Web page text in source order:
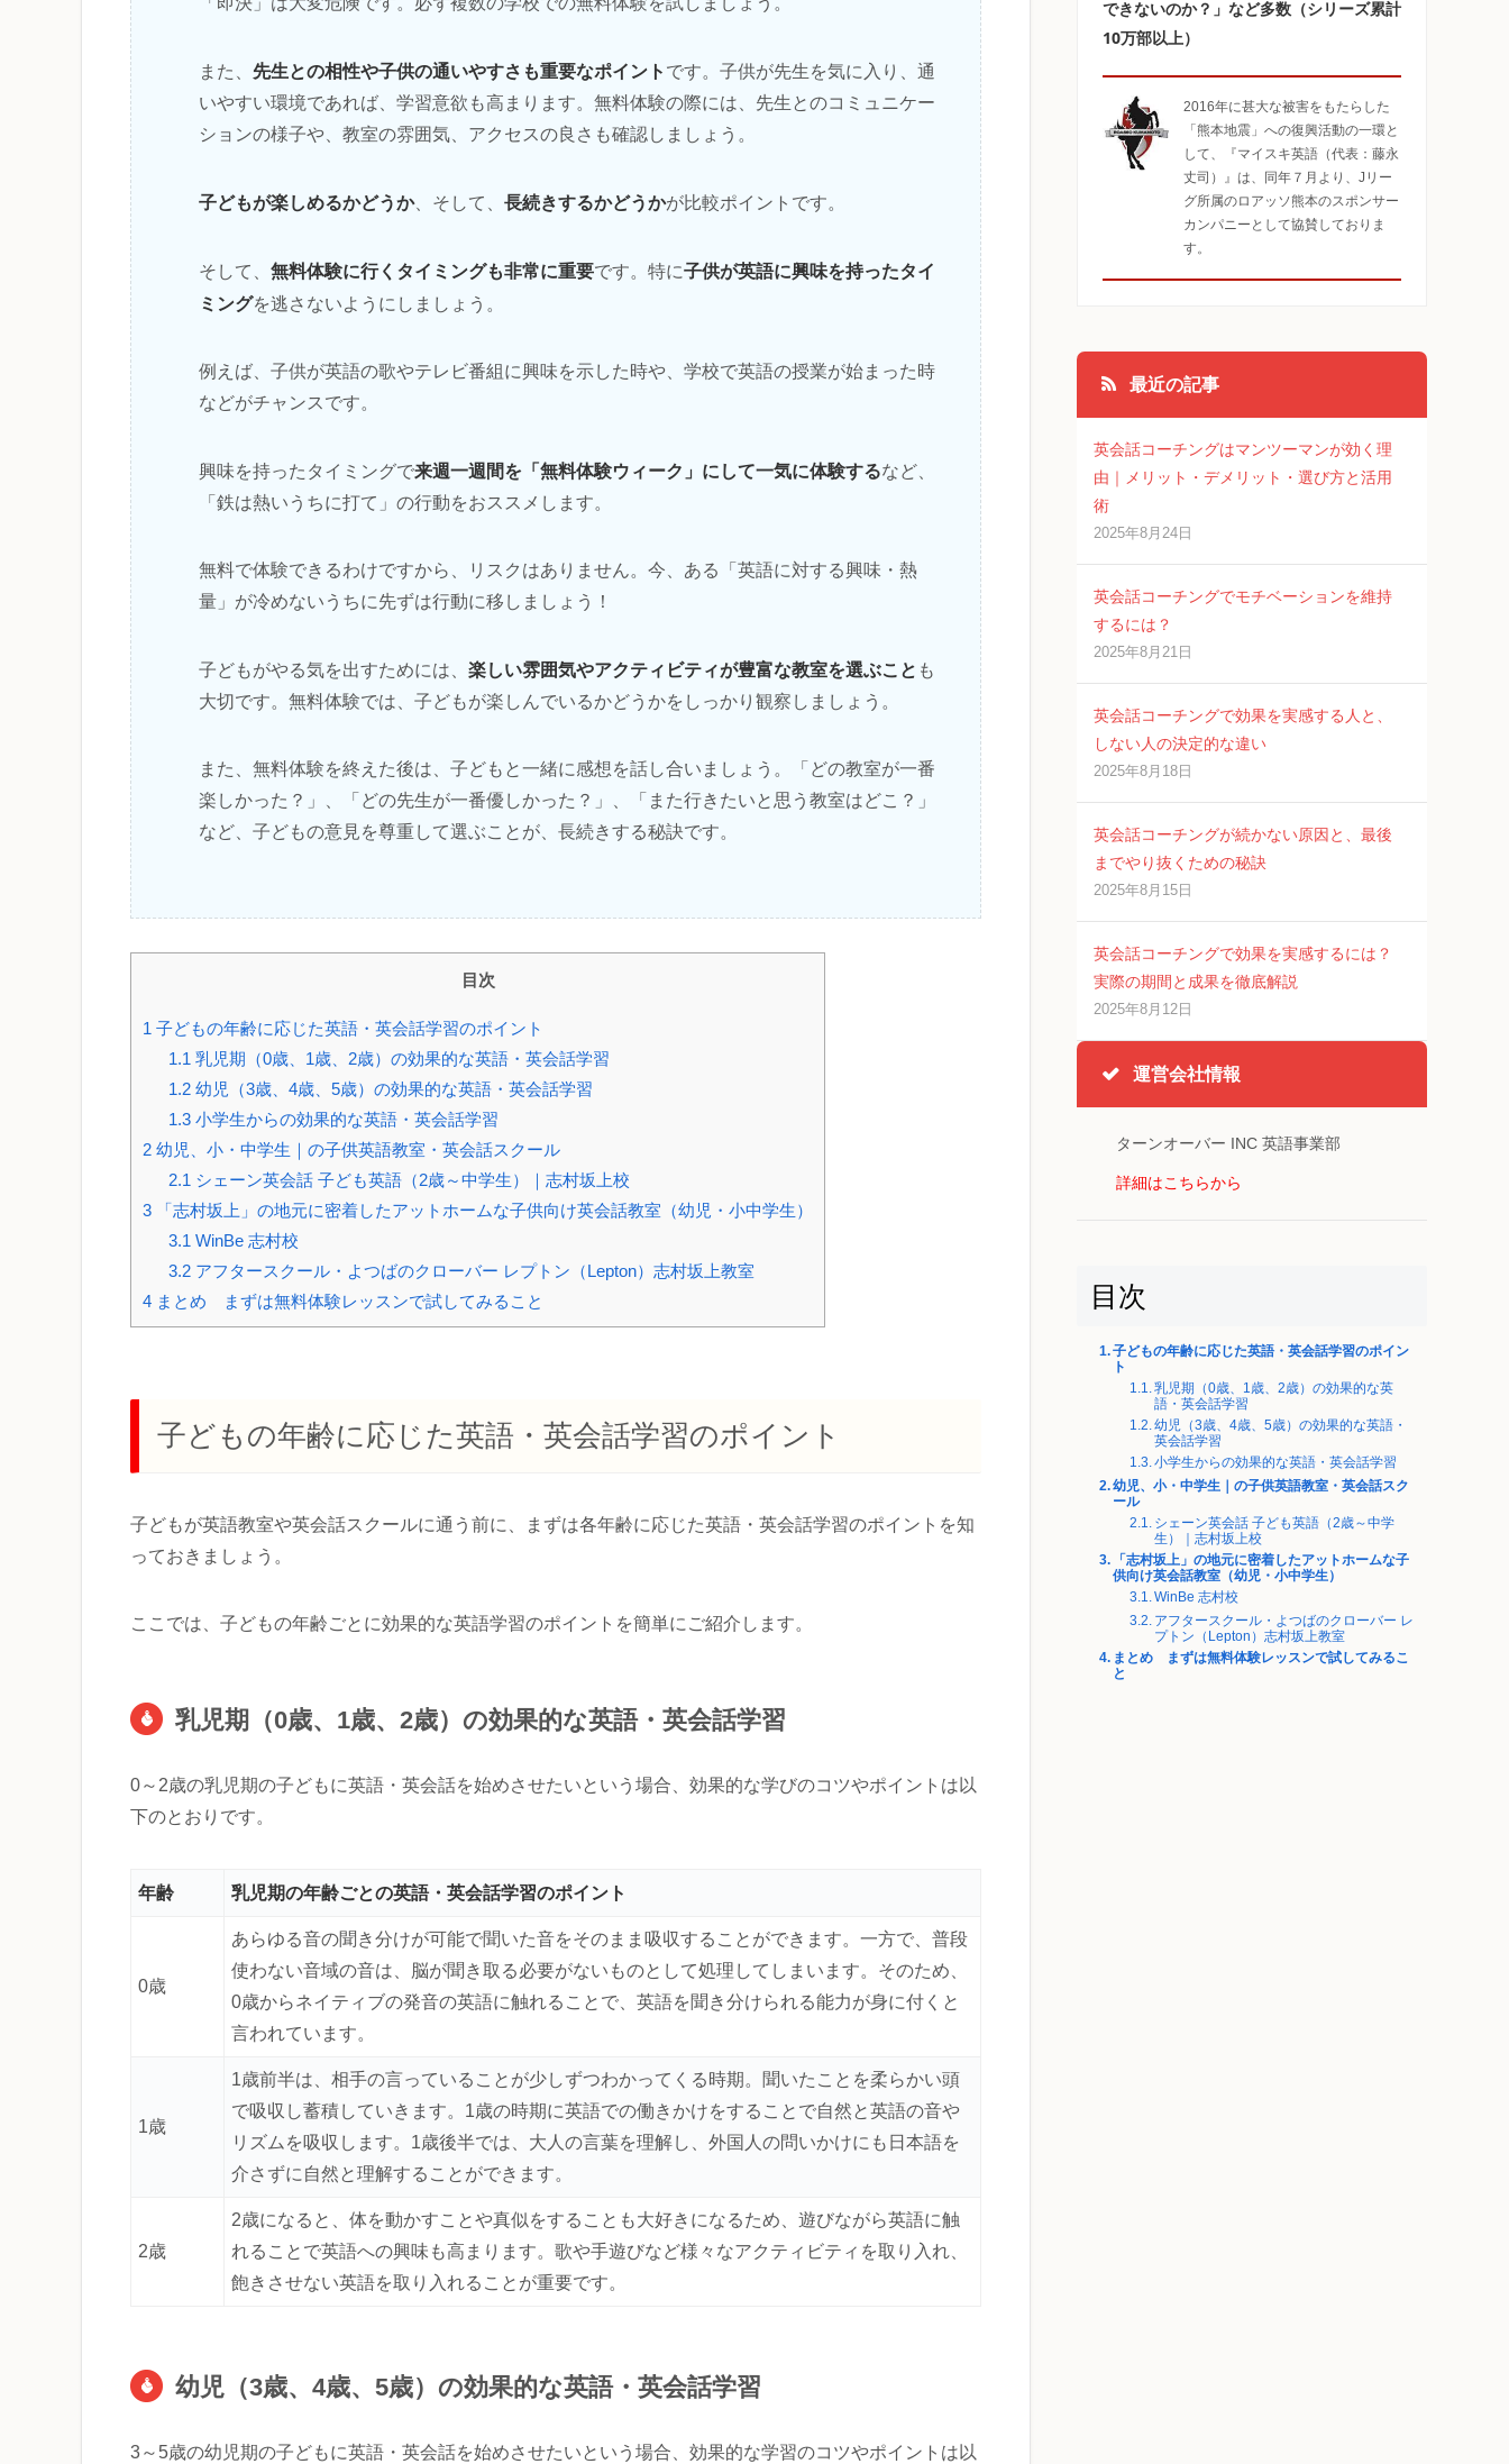
また、 先生との相性や子供の通いやすさも重要なポイント です。子供が先生を気に入り、通
いやすい環境であれば、学習意欲も高まります。無料体験の際には、先生とのコミュニケー
ションの様子や、教室の雰囲気、アクセスの良さも確認しましょう。
子どもが楽しめるかどうか、そして、 長続きするかどうかが比較ポイントです。
そして、 無料体験に行くタイミングも非常に重要です。特に子供が英語に興味を持ったタイ
ミングを逃さないようにしましょう。
例えば、子供が英語の歌やテレビ番組に興味を示した時や、学校で英語の授業が始まった時
などがチャンスです。
興味を持ったタイミングで来週一週間を「無料体験ウィーク」にして一気に体験するなど、
「鉄は熱いうちに打て」の行動をおススメします。
無料で体験できるわけですから、リスクはありません。今、ある「英語に対する興味・熱
量」が冷めないうちに先ずは行動に移しましょう！
子どもがやる気を出すためには、 楽しい雰囲気やアクティビティが豊富な教室を選ぶこと も
大切です。無料体験では、子どもが楽しんでいるかどうかをしっかり観察しましょう。
また、無料体験を終えた後は、子どもと一緒に感想を話し合いましょう。「どの教室が一番
楽しかった？」、「どの先生が一番優しかった？」、「また行きたいと思う教室はどこ？」
など、子どもの意見を尊重して選ぶことが、長続きする秘訣です。
目次
1 子どもの年齢に応じた英語・英会話学習のポイント
1.1 乳児期（0歳、1歳、2歳）の効果的な英語・英会話学習
1.2幼児（3歳、4歳、5歳）の効果的な英語・英会話学習
1.3小学生からの効果的な英語・英会話学習
2 幼児、小・中学生｜の子供英語教室・英会話スクール
2.1 シェーン英会話 子ども英語（2歳～中学生）｜志村坂上校
3 「志村坂上」の地元に密着したアットホームな子供向け英会話教室（幼児・小中学生）
3.1 WinBe 志村校
3.2アフタースクール・よつばのクローバー レプトン（Lepton）志村坂上教室
4 まとめ まずは無料体験レッスンで試してみること
子どもの年齢に応じた英語・英会話学習のポイント
子どもが英語教室や英会話スクールに通う前に、まずは各年齢に応じた英語・英会話学習のポイントを知
っておきましょう。
ここでは、子どもの年齢ごとに効果的な英語学習のポイントを簡単にご紹介します。
乳児期（0歳、1歳、2歳）の効果的な英語・英会話学習
0～2歳の乳児期の子どもに英語・英会話を始めさせたいという場合、効果的な学びのコツやポイントは以
下のとおりです。
年齢 乳児期の年齢ごとの英語・英会話学習のポイント
0歳
あらゆる音の聞き分けが可能で聞いた音をそのまま吸収することができます。一方で、普段
使わない音域の音は、脳が聞き取る必要がないものとして処理してしまいます。そのため、
0歳からネイティブの発音の英語に触れることで、英語を聞き分けられる能力が身に付くと
言われています。
1歳
1歳前半は、相手の言っていることが少しずつわかってくる時期。聞いたことを柔らかい頭
で吸収し蓄積していきます。1歳の時期に英語での働きかけをすることで自然と英語の音や
リズムを吸収します。1歳後半では、大人の言葉を理解し、外国人の問いかけにも日本語を
介さずに自然と理解することができます。
2歳
2歳になると、体を動かすことや真似をすることも大好きになるため、遊びながら英語に触
れることで英語への興味も高まります。歌や手遊びなど様々なアクティビティを取り入れ、
飽きさせない英語を取り入れることが重要です。
幼児（3歳、4歳、5歳）の効果的な英語・英会話学習
3～5歳の幼児期の子どもに英語・英会話を始めさせたいという場合、効果的な学習のコツやポイントは以
できないのか？」など多数（シリーズ累計
10万部以上）
2016年に甚大な被害をもたらした
「熊本地震」への復興活動の一環と
して、『マイスキ英語（代表：藤永
丈司）』は、同年７月より、Jリー
グ所属のロアッソ熊本のスポンサー
カンパニーとして協賛しておりま
す。
最近の記事
英会話コーチングはマンツーマンが効く理
由｜メリット・デメリット・選び方と活用
術
2025年8月24日
英会話コーチングでモチベーションを維持
するには？
2025年8月21日
英会話コーチングで効果を実感する人と、
しない人の決定的な違い
2025年8月18日
英会話コーチングが続かない原因と、最後
までやり抜くための秘訣
2025年8月15日
英会話コーチングで効果を実感するには？
実際の期間と成果を徹底解説
2025年8月12日
運営会社情報
ターンオーバー INC 英語事業部
詳細はこちらから
目次
子どもの年齢に応じた英語・英会話学習のポイン
ト
乳児期（0歳、1歳、2歳）の効果的な英
語・英会話学習
幼児（3歳、4歳、5歳）の効果的な英語・
英会話学習
小学生からの効果的な英語・英会話学習
幼児、小・中学生｜の子供英語教室・英会話スク
ール
シェーン英会話 子ども英語（2歳～中学
生）｜志村坂上校
「志村坂上」の地元に密着したアットホームな子
供向け英会話教室（幼児・小中学生）
WinBe 志村校
アフタースクール・よつばのクローバー レ
プトン（Lepton）志村坂上教室
まとめ まずは無料体験レッスンで試してみるこ
と